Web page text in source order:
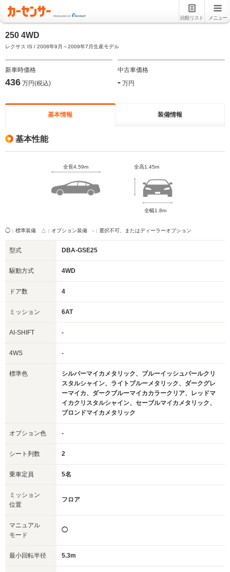
比較リスト メニュー
250 4WD
レクサス IS / 2008年9月～2009年7月生産モデル
新車時価格
436 万円(税込)
中古車価格
- 万円
基本情報 装備情報
基本性能
全長4.59m 全高1.45m
全幅1.8m
◯：標準装備 △：オプション装備 -：選択不可、またはディーラーオプション
型式 DBA-GSE25
駆動方式 4WD
ドア数 4
ミッション 6AT
AI-SHIFT -
4WS -
標準色
シルバーマイカメタリック、ブルーイッシュパールクリ
スタルシャイン、ライトブルーメタリック、ダークグレ
ーマイカ、ダークブルーマイカカラークリア、レッドマ
イカクリスタルシャイン、セーブルマイカメタリック、
ブロンドマイカメタリック
オプション色 -
シート列数 2
乗車定員 5名
ミッション
位置
フロア
マニュアル
モード
◯
最小回転半径 5.3m